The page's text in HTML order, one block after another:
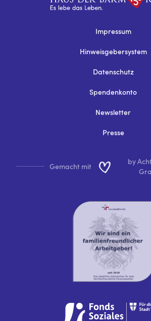
Impressum
Hinweisgebersystem
Datenschutz
Spendenkonto
Newsletter
Presse
Gemacht mit
by